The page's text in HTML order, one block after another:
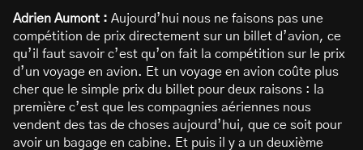
Adrien Aumont : Aujourd’hui nous ne faisons pas une
compétition de prix directement sur un billet d’avion, ce
qu’il faut savoir c’est qu’on fait la compétition sur le prix
d’un voyage en avion. Et un voyage en avion coûte plus
cher que le simple prix du billet pour deux raisons : la
première c’est que les compagnies aériennes nous
vendent des tas de choses aujourd’hui, que ce soit pour
avoir un bagage en cabine. Et puis il y a un deuxième